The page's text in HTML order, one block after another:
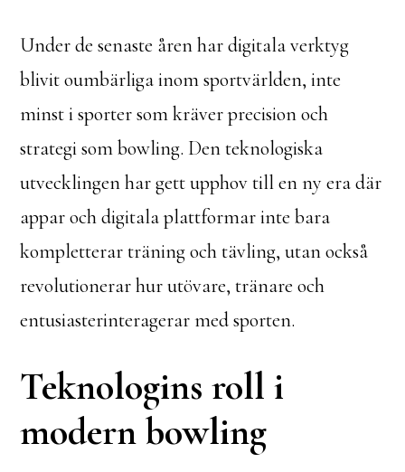
Under de senaste åren har digitala verktyg
blivit oumbärliga inom sportvärlden, inte
minst i sporter som kräver precision och
strategi som bowling. Den teknologiska
utvecklingen har gett upphov till en ny era där
appar och digitala plattformar inte bara
kompletterar träning och tävling, utan också
revolutionerar hur utövare, tränare och
entusiasterinteragerar med sporten.
Teknologins roll i
modern bowling